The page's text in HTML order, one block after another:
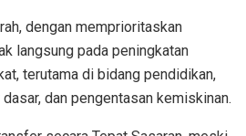
dengan memprioritaskan
langsung pada peningkatan
terutama di bidang pendidikan,
dan pengentasan kemiskinan.